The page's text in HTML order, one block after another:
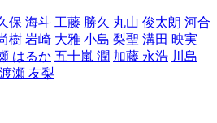
保 海斗 工藤 勝久 丸山 俊太朗 河合
樹 岩崎 大雅 小島 梨聖 溝田 映実
はるか 五十嵐 潤 加藤 永浩 川島
渡瀬 友梨